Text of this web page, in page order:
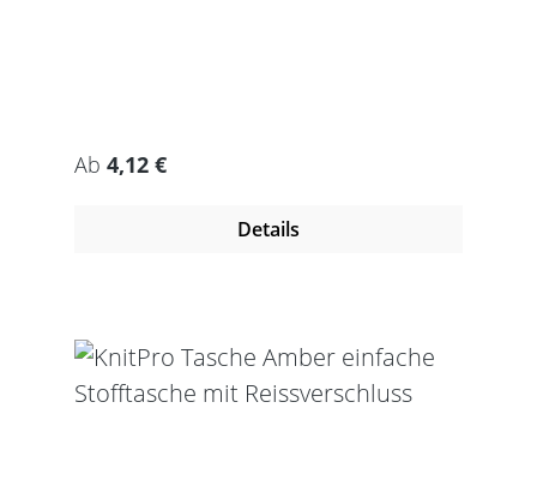
Regulärer Preis:
Ab 4,12 €
Details